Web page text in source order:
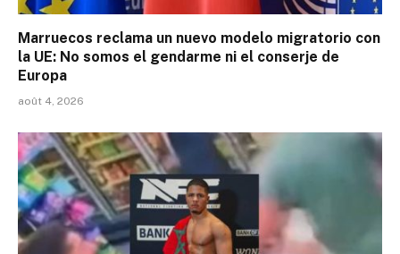
Marruecos reclama un nuevo modelo migratorio con
la UE: No somos el gendarme ni el conserje de
Europa
août 4, 2026